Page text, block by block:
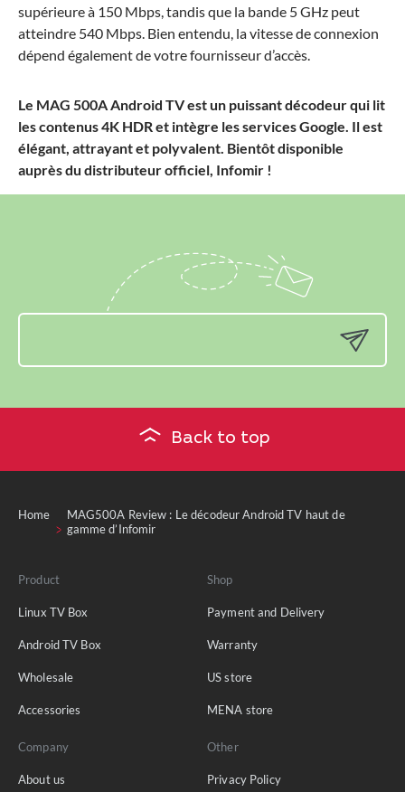
supérieure à 150 Mbps, tandis que la bande 5 GHz peut
atteindre 540 Mbps. Bien entendu, la vitesse de connexion
dépend également de votre fournisseur d’accès.
Le MAG 500A Android TV est un puissant décodeur qui lit
les contenus 4K HDR et intègre les services Google. Il est
élégant, attrayant et polyvalent. Bientôt disponible
auprès du distributeur officiel, Infomir !
Back to top
Home
MAG500A Review : Le décodeur Android TV haut de
gamme d’Infomir
Product
Linux TV Box
Android TV Box
Wholesale
Accessories
Shop
Payment and Delivery
Warranty
US store
MENA store
Company
About us
Other
Privacy Policy